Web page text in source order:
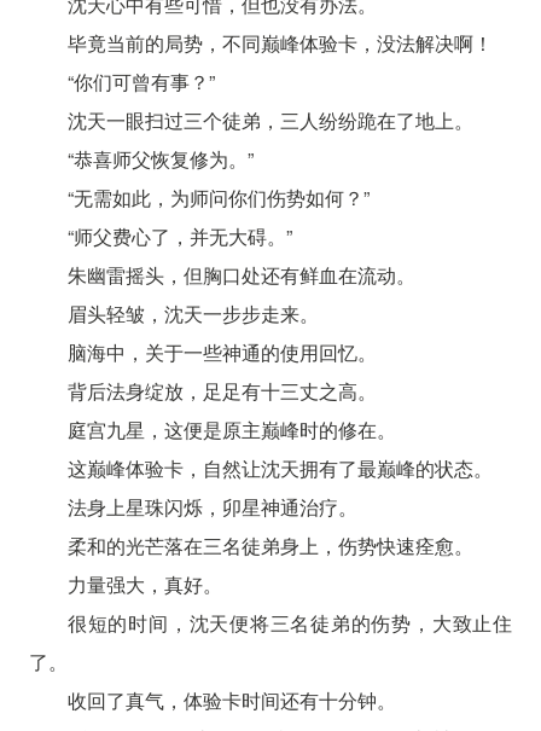
毕竟当前的局势，不同巅峰体验卡，没法解决啊！
“你们可曾有事？”
沈天一眼扫过三个徒弟，三人纷纷跪在了地上。
“恭喜师父恢复修为。”
“无需如此，为师问你们伤势如何？”
“师父费心了，并无大碍。”
朱幽雷摇头，但胸口处还有鲜血在流动。
眉头轻皱，沈天一步步走来。
脑海中，关于一些神通的使用回忆。
背后法身绽放，足足有十三丈之高。
庭宫九星，这便是原主巅峰时的修在。
这巅峰体验卡，自然让沈天拥有了最巅峰的状态。
法身上星珠闪烁，卯星神通治疗。
柔和的光芒落在三名徒弟身上，伤势快速痊愈。
力量强大，真好。
很短的时间，沈天便将三名徒弟的伤势，大致止住
了。
收回了真气，体验卡时间还有十分钟。